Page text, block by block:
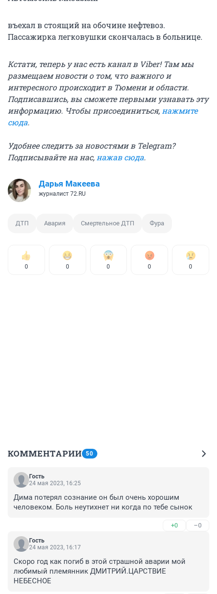
въехал в стоящий на обочине нефтевоз.
Пассажирка легковушки скончалась в больнице.
Кстати, теперь у нас есть канал в Viber! Там мы
размещаем новости о том, что важного и
интересного происходит в Тюмени и области.
Подписавшись, вы сможете первыми узнавать эту
информацию. Чтобы присоединиться, нажмите
сюда.
Удобнее следить за новостями в Telegram?
Подписывайте на нас, нажав сюда.
Дарья Макеева
журналист 72.RU
ДТП Авария Смертельное ДТП Фура
0 0 0 0 0
КОММЕНТАРИИ 50
Гость
24 мая 2023, 16:25
Дима потерял сознание он был очень хорошим
человеком. Боль неутихнет ни когда по тебе сынок
+0 –0
Гость
24 мая 2023, 16:17
Скоро год как погиб в этой страшной аварии мой
любимый племянник ДМИТРИЙ.ЦАРСТВИЕ
НЕБЕСНОЕ